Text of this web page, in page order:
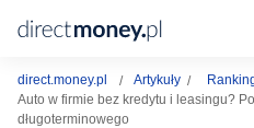
direct.money.pl Artykuły
Auto w firmie bez kredytu i leasingu?
długoterminowego